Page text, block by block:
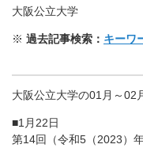
大阪公立大学
※ 過去記事検索： キーワ
大阪公立大学の01月～02
■1月22日
第14回（令和5（2023）